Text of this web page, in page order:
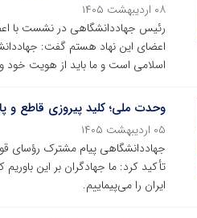
۰۸ اردیبهشت ۱۴۰۵
رئیس جهاددانشگاهی در نشست با
اعضای این نهاد هستم گفت:
اسلامی است و ما باید از هویت
‌وحدت ملی؛ کلید پیروزی قاطع و
۰۵ اردیبهشت ۱۴۰۵
جهاددانشگاهی پیام مشترک رؤسای
تأکید کرد: ما جهادگران بر این
ایران را می‌پیماییم.